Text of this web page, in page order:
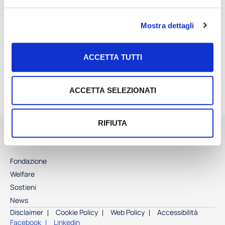
Mostra dettagli
ACCETTA TUTTI
ACCETTA SELEZIONATI
RIFIUTA
Fondazione
Welfare
Sostieni
News
Disclaimer
Cookie Policy Web Policy
Accessibilità
Facebook
Linkedin